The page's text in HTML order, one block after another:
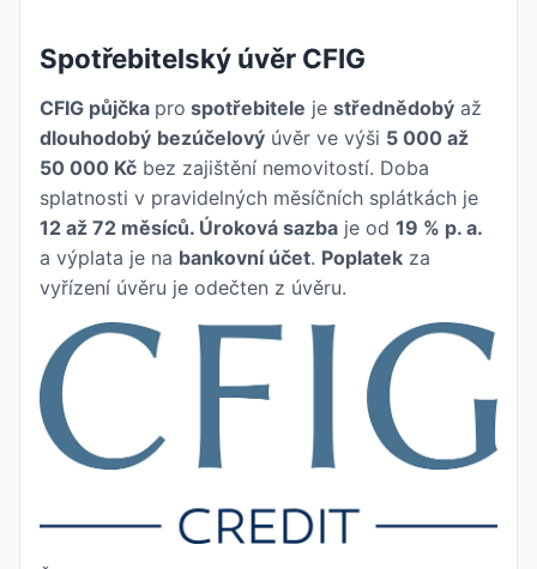
Spotřebitelský úvěr CFIG
CFIG půjčka pro spotřebitele je střednědobý až
dlouhodobý bezúčelový úvěr ve výši 5 000 až
50 000 Kč bez zajištění nemovitostí. Doba
splatnosti v pravidelných měsíčních splátkách je
12 až 72 měsíců. Úroková sazba je od 19 % p. a.
a výplata je na bankovní účet. Poplatek za
vyřízení úvěru je odečten z úvěru.